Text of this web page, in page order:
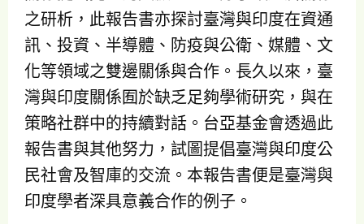
之研析，此報告書亦探討臺灣與印度在資通
訊、投資、半導體、防疫與公衛、媒體、文
化等領域之雙邊關係與合作。長久以來，臺
灣與印度關係囿於缺乏足夠學術研究，與在
策略社群中的持續對話。台亞基金會透過此
報告書與其他努力，試圖提倡臺灣與印度公
民社會及智庫的交流。本報告書便是臺灣與
印度學者深具意義合作的例子。